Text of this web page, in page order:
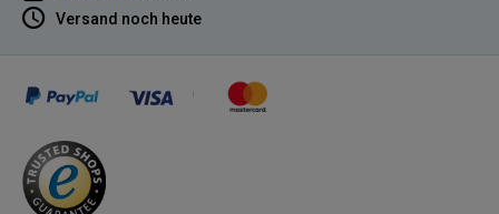
Versand noch heute